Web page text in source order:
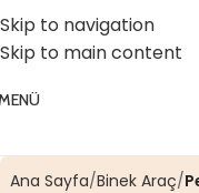
Skip to navigation
Skip to main content
☎️ 0 (224) 504 74 45
Ana Sayfa Binek Araç